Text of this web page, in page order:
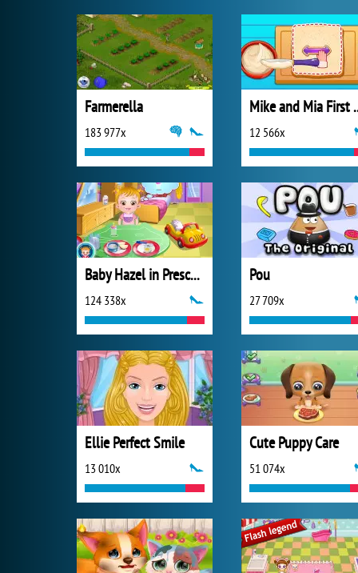
Farmerella
183 977x
Mike and
12 566x
Baby Hazel in Preschool
124 338x
Pou
27 709x
Ellie Perfect Smile
13 010x
Cute Puppy Care
51 074x